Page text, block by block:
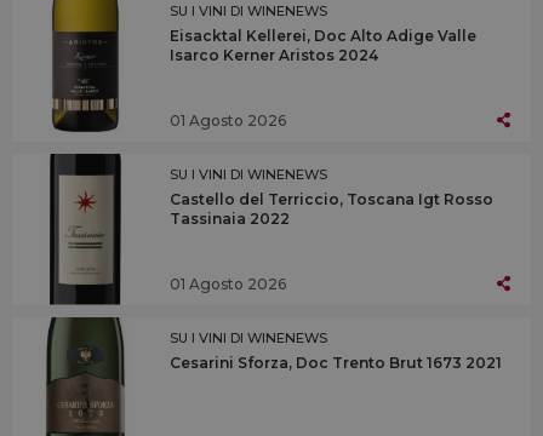
SU I VINI DI WINENEWS
Eisacktal Kellerei, Doc Alto Adige Valle
Isarco Kerner Aristos 2024
01 Agosto 2026
SU I VINI DI WINENEWS
Castello del Terriccio, Toscana Igt Rosso
Tassinaia 2022
01 Agosto 2026
SU I VINI DI WINENEWS
Cesarini Sforza, Doc Trento Brut 1673 2021